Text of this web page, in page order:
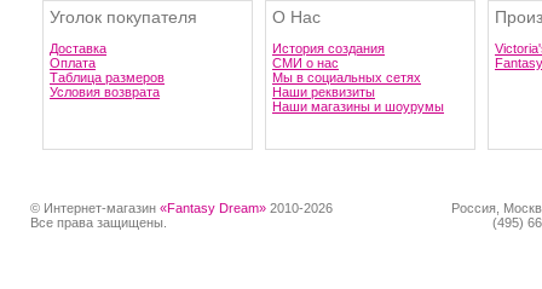
Уголок покупателя
Доставка
Оплата
Таблица размеров
Условия возврата
О Нас
История создания
СМИ о нас
Мы в социальных сетях
Наши реквизиты
Наши магазины и шоурумы
© Интернет-магазин «Fantasy Dream» 2010-2026
Все права защищены.
Россия,
(495)